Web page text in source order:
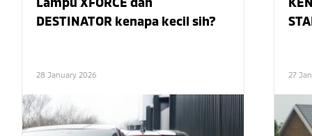
DESTINATOR kenapa kecil sih?
28 January 2026 27